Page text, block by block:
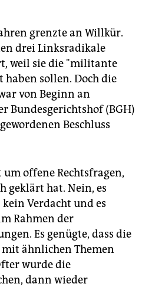
grenzte an Willkür.
drei Linksradikale
weil sie die "militante
haben sollen. Doch die
von Beginn an
Bundesgerichtshof (BGH)
Beschluss
offene Rechtsfragen,
geklärt hat. Nein, es
Verdacht und es
Rahmen der
Es genügte, dass die
ähnlichen Themen
wurde die
dann wieder